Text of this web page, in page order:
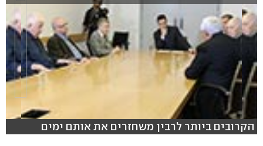
הקרובים ביותר לרבין משחזרים את אותם ימים